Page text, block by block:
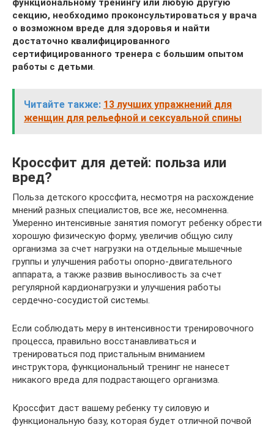
функциональному тренингу или любую другую
секцию, необходимо проконсультироваться у врача
о возможном вреде для здоровья и найти
достаточно квалифицированного
сертифицированного тренера с большим опытом
работы с детьми.
Читайте также: 13 лучших упражнений для
женщин для рельефной и сексуальной спины
Кроссфит для детей: польза или
вред?
Польза детского кроссфита, несмотря на расхождение
мнений разных специалистов, все же, несомненна.
Умеренно интенсивные занятия помогут ребенку обрести
хорошую физическую форму, увеличив общую силу
организма за счет нагрузки на отдельные мышечные
группы и улучшения работы опорно-двигательного
аппарата, а также развив выносливость за счет
регулярной кардионагрузки и улучшения работы
сердечно-сосудистой системы.
Если соблюдать меру в интенсивности тренировочного
процесса, правильно восстанавливаться и
тренироваться под пристальным вниманием
инструктора, функциональный тренинг не нанесет
никакого вреда для подрастающего организма.
Кроссфит даст вашему ребенку ту силовую и
функциональную базу, которая будет отличной почвой